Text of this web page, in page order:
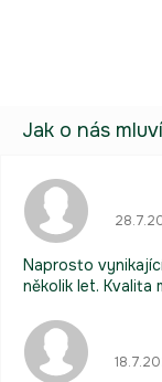
Naprosto
několik let. Kvalita